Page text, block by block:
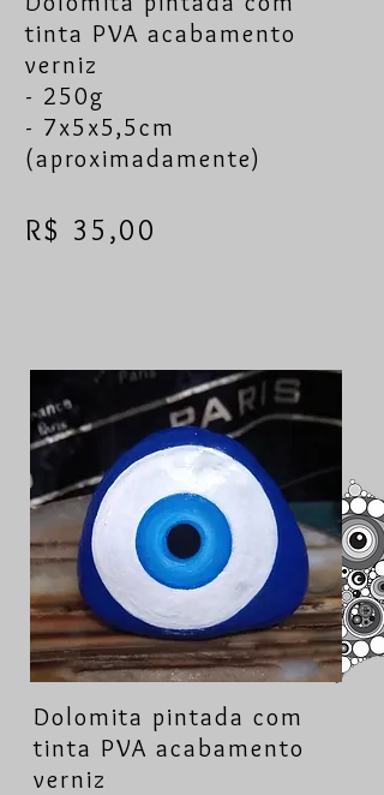
tinta PVA acabamento
verniz
- 250g
- 7x5x5,5cm
(aproximadamente)
R$ 35,00
Dolomita pintada com
tinta PVA acabamento
verniz